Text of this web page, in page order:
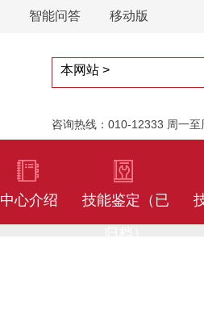
智能问答 移动版
咨询热线：010-12333 周一
中心介绍 技能鉴定（已